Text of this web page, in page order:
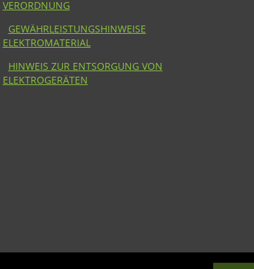
VERORDNUNG
GEWÄHRLEISTUNGSHINWEISE
ELEKTROMATERIAL
HINWEIS ZUR ENTSORGUNG VON
ELEKTROGERÄTEN